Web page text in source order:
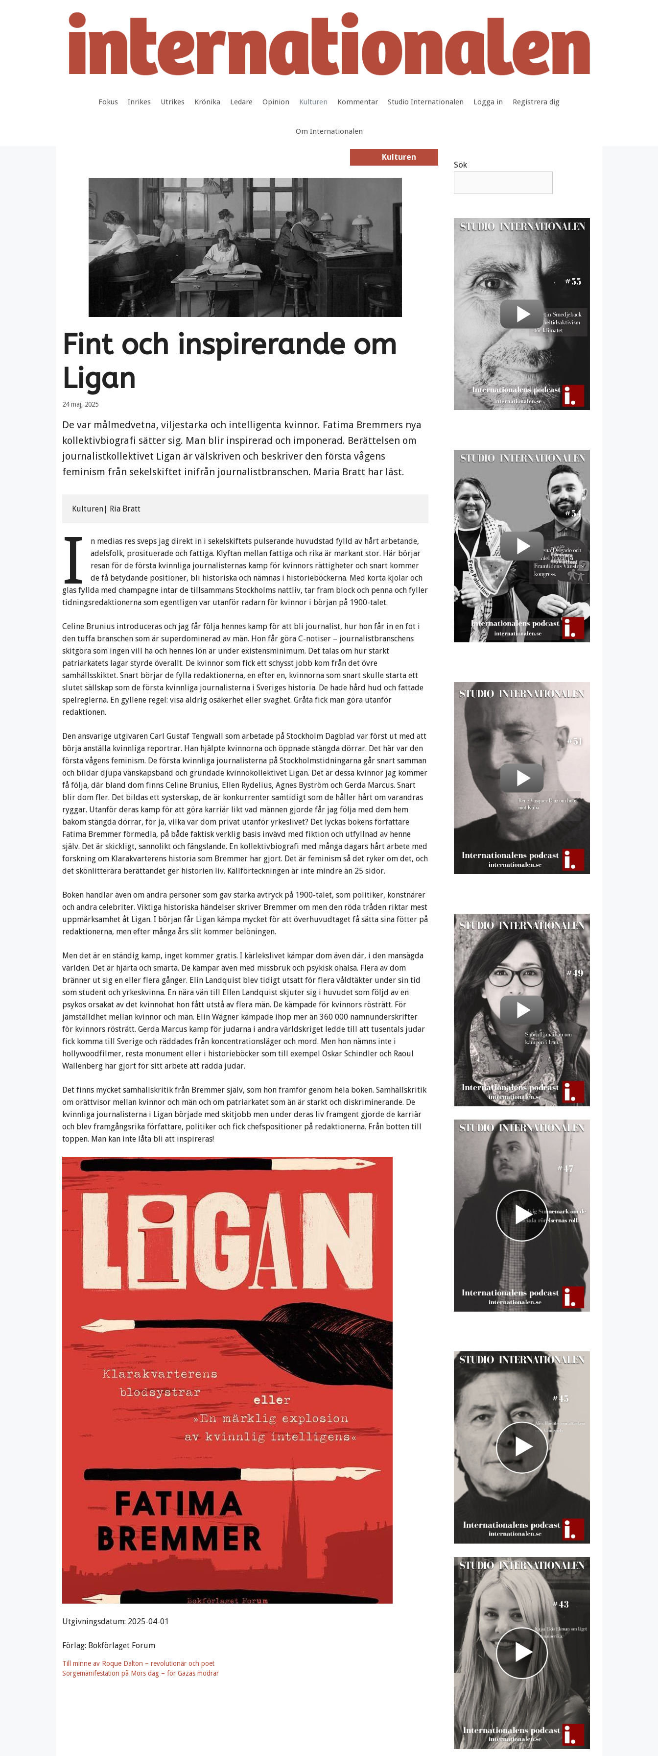
Fokus Inrikes Utrikes Krönika Ledare Opinion Kulturen Kommentar Studio Internationalen Logga in Registrera dig
Om Internationalen
Kulturen
Kulturen
Fint och inspirerande om
Ligan
24 maj, 2025
De var målmedvetna, viljestarka och intelligenta kvinnor. Fatima Bremmers nya
kollektivbiografi sätter sig. Man blir inspirerad och imponerad. Berättelsen om
journalistkollektivet Ligan är välskriven och beskriver den första vågens
feminism från sekelskiftet inifrån journalistbranschen. Maria Bratt har läst.
Kulturen| Ria Bratt
I
n medias res sveps jag direkt in i sekelskiftets pulserande huvudstad fylld av hårt arbetande,
adelsfolk, prosituerade och fattiga. Klyftan mellan fattiga och rika är markant stor. Här börjar
resan för de första kvinnliga journalisternas kamp för kvinnors rättigheter och snart kommer
de få betydande positioner, bli historiska och nämnas i historieböckerna. Med korta kjolar och
glas fyllda med champagne intar de tillsammans Stockholms nattliv, tar fram block och penna och fyller
tidningsredaktionerna som egentligen var utanför radarn för kvinnor i början på 1900-talet.
Celine Brunius introduceras och jag får följa hennes kamp för att bli journalist, hur hon får in en fot i
den tuffa branschen som är superdominerad av män. Hon får göra C-notiser – journalistbranschens
skitgöra som ingen vill ha och hennes lön är under existensminimum. Det talas om hur starkt
patriarkatets lagar styrde överallt. De kvinnor som fick ett schysst jobb kom från det övre
samhällsskiktet. Snart börjar de fylla redaktionerna, en efter en, kvinnorna som snart skulle starta ett
slutet sällskap som de första kvinnliga journalisterna i Sveriges historia. De hade hård hud och fattade
spelreglerna. En gyllene regel: visa aldrig osäkerhet eller svaghet. Gråta fick man göra utanför
redaktionen.
Den ansvarige utgivaren Carl Gustaf Tengwall som arbetade på Stockholm Dagblad var först ut med att
börja anställa kvinnliga reportrar. Han hjälpte kvinnorna och öppnade stängda dörrar. Det här var den
första vågens feminism. De första kvinnliga journalisterna på Stockholmstidningarna går snart samman
och bildar djupa vänskapsband och grundade kvinnokollektivet Ligan. Det är dessa kvinnor jag kommer
få följa, där bland dom finns Celine Brunius, Ellen Rydelius, Agnes Byström och Gerda Marcus. Snart
blir dom fler. Det bildas ett systerskap, de är konkurrenter samtidigt som de håller hårt om varandras
ryggar. Utanför deras kamp för att göra karriär likt vad männen gjorde får jag följa med dem hem
bakom stängda dörrar, för ja, vilka var dom privat utanför yrkeslivet? Det lyckas bokens författare
Fatima Bremmer förmedla, på både faktisk verklig basis invävd med fiktion och utfyllnad av henne
själv. Det är skickligt, sannolikt och fängslande. En kollektivbiografi med många dagars hårt arbete med
forskning om Klarakvarterens historia som Bremmer har gjort. Det är feminism så det ryker om det, och
det skönlitterära berättandet ger historien liv. Källförteckningen är inte mindre än 25 sidor.
Boken handlar även om andra personer som gav starka avtryck på 1900-talet, som politiker, konstnärer
och andra celebriter. Viktiga historiska händelser skriver Bremmer om men den röda tråden riktar mest
uppmärksamhet åt Ligan. I början får Ligan kämpa mycket för att överhuvudtaget få sätta sina fötter på
redaktionerna, men efter många års slit kommer belöningen.
Men det är en ständig kamp, inget kommer gratis. I kärlekslivet kämpar dom även där, i den mansägda
världen. Det är hjärta och smärta. De kämpar även med missbruk och psykisk ohälsa. Flera av dom
bränner ut sig en eller flera gånger. Elin Landquist blev tidigt utsatt för flera våldtäkter under sin tid
som student och yrkeskvinna. En nära vän till Ellen Landquist skjuter sig i huvudet som följd av en
psykos orsakat av det kvinnohat hon fått utstå av flera män. De kämpade för kvinnors rösträtt. För
jämställdhet mellan kvinnor och män. Elin Wägner kämpade ihop mer än 360 000 namnunderskrifter
för kvinnors rösträtt. Gerda Marcus kamp för judarna i andra världskriget ledde till att tusentals judar
fick komma till Sverige och räddades från koncentrationsläger och mord. Men hon nämns inte i
hollywoodfilmer, resta monument eller i historieböcker som till exempel Oskar Schindler och Raoul
Wallenberg har gjort för sitt arbete att rädda judar.
Det finns mycket samhällskritik från Bremmer själv, som hon framför genom hela boken. Samhällskritik
om orättvisor mellan kvinnor och män och om patriarkatet som än är starkt och diskriminerande. De
kvinnliga journalisterna i Ligan började med skitjobb men under deras liv framgent gjorde de karriär
och blev framgångsrika författare, politiker och fick chefspositioner på redaktionerna. Från botten till
toppen. Man kan inte låta bli att inspireras!
Utgivningsdatum: 2025-04-01
Förlag: Bokförlaget Forum
Till minne av Roque Dalton – revolutionär och poet
Sorgemanifestation på Mors dag – för Gazas mödrar
Sök